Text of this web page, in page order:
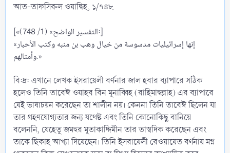
আত-তাফসিরুল ওয়াদ্বিহ, ১/৭৪৮.
[«التفسير الواضح» (1/ 748):]
«إنها إسرائيليات مدسوسة من خيال وهب بن منبه وكتب الأحبار
وأمثالهم.»
বি:দ্র: এখানে লেখক ইসরায়েলী বর্ণনার জাল হবার ব্যাপারে সঠিক
হলেও তিনি তাবেঈ ওয়াহব বিন মুনাব্বিহ (রাহিমাহুল্লাহ) এর ব্যাপারে
যেই ভাষাচয়ন করেছেন তা শালীন নয়। কেননা তিনি তাবেঈ ছিলেন যা
তার গ্রহণযোগ্যতার জন্য যথেষ্ট এবং তিনি কোনোকিছু বানিয়ে
বলেননি, যেহেতু জমহুর মুতাকাদ্দিমীন তার তাস্বদিক করেছেন এবং
তাকে ছিকাহ আখ্যা দিয়েছেন। তিনি ইসরায়েলী রেওয়ায়েত বর্ণনায় মগ্ন